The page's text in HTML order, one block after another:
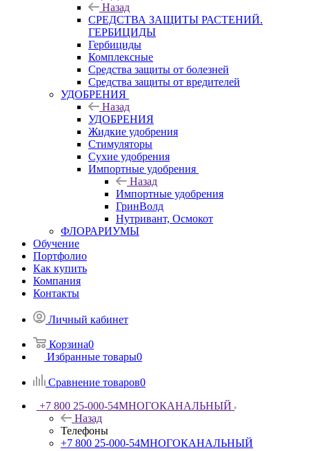
Назад
СРЕДСТВА ЗАЩИТЫ РАСТЕНИЙ.
ГЕРБИЦИДЫ
Гербициды
Комплексные
Средства защиты от болезней
Средства защиты от вредителей
УДОБРЕНИЯ
Назад
УДОБРЕНИЯ
Жидкие удобрения
Стимуляторы
Сухие удобрения
Импортные удобрения
Назад
Импортные удобрения
ГринВолд
Нутривант, Осмокот
ФЛОРАРИУМЫ
Обучение
Портфолио
Как купить
Компания
Контакты
Личный кабинет
Корзина0
Избранные товары0
Сравнение товаров0
+7 800 25-000-54МНОГОКАНАЛЬНЫЙ
Назад
Телефоны
+7 800 25-000-54МНОГОКАНАЛЬНЫЙ